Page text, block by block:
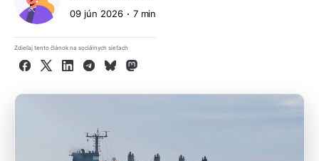
09 jún 2026 7 min
Zdieľaj tento článok na sociálnych sieťach
Facebook
X LinkedInTelegram
BlueskyMastodon